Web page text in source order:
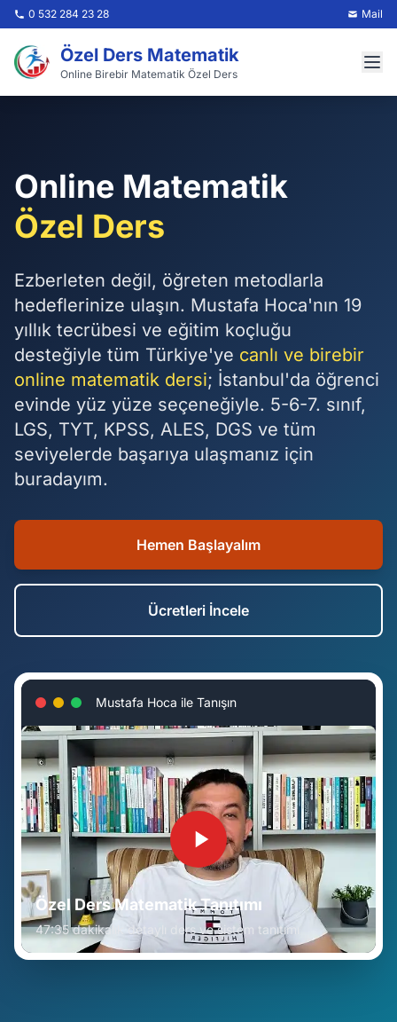
0 532 284 23 28 Mail
Özel Ders Matematik
Online Birebir Matematik Özel Ders
Tüm Ders Ücretleri
Hakkımızda
S.S.S
Referanslarımız
Çözüm Ortaklarımız
İletişim
WhatsApp İletişim
Online Matematik
Özel Ders
Ezberleten değil, öğreten metodlarla
hedeflerinize ulaşın. Mustafa Hoca'nın 19
yıllık tecrübesi ve eğitim koçluğu
desteğiyle tüm Türkiye'ye canlı ve birebir
online matematik dersi; İstanbul'da öğrenci
evinde yüz yüze seçeneğiyle. 5-6-7. sınıf,
LGS, TYT, KPSS, ALES, DGS ve tüm
seviyelerde başarıya ulaşmanız için
buradayım.
Hemen Başlayalım
Ücretleri İncele
Mustafa Hoca ile Tanışın
Özel Ders Matematik Tanıtımı
47:35 dakikalık detaylı ders ve sistem tanıtımı